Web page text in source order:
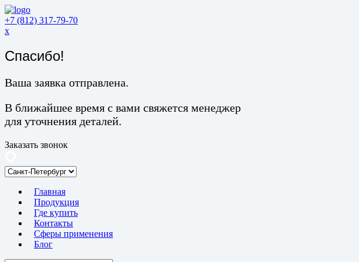
+7 (812) 317-79-70
x
Спасибо!
Ваша заявка отправлена.
В ближайшее время с вами свяжется менеджер
для уточнения деталей.
Заказать звонок
Главная
Продукция
Где купить
Контакты
Сферы применения
Блог